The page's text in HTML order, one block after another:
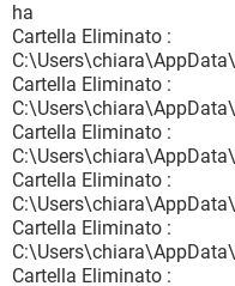
ha
Cartella Eliminato :
Cartella Eliminato :
Cartella Eliminato :
Cartella Eliminato :
Cartella Eliminato :
Cartella Eliminato :